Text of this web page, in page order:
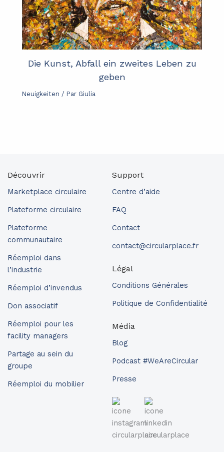
Die Kunst, Abfall ein zweites Leben zu
geben
Neuigkeiten / Par Giulia
Découvrir
Marketplace circulaire
Plateforme circulaire
Plateforme
communautaire
Réemploi dans
l’industrie
Réemploi d’invendus
Don associatif
Réemploi pour les
facility managers
Partage au sein du
groupe
Réemploi du mobilier
Support
Centre d’aide
FAQ
Contact
contact@circularplace.fr
Légal
Conditions Générales
Politique de Confidentialité
Média
Blog
Podcast #WeAreCircular
Presse